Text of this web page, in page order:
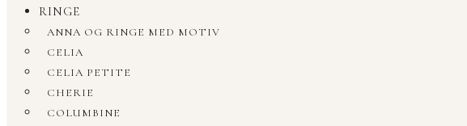
RINGE
ANNA OG RINGE MED MOTIV
CELIA
CELIA PETITE
CHERIE
COLUMBINE